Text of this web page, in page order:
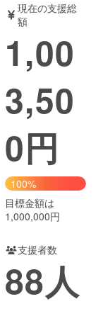
書籍・雑誌
チャレンジ
Creation
ミュニティ
現在の支援総
額
1,00
3,50
0円
100%
目標金額は
1,000,000円
支援者数
88人